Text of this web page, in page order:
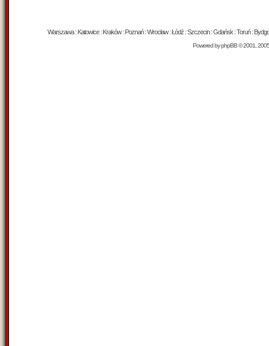
Warszawa : Katowice : Kraków : Poznań : Wrocław : Łódź : Szczecin : Gdańsk : Toruń :
Powered byphpBB© 2001,